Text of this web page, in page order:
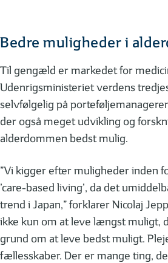
Bedre muligheder i
Til gengæld er markedet for
Udenrigsministeriet verdens
selvfølgelig på
der også meget udvikling og
alderdommen bedst mulig.
”Vi kigger efter muligheder inden
’care-based living’, da det
trend i Japan,” forklarer Nicolaj
ikke kun om at leve længst muligt,
grund om at leve bedst muligt.
fællesskaber. Der er mange ting,